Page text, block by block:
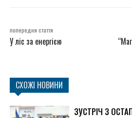
попередня стаття
У ліс за енергією
СХОЖІ НОВИНИ
ЗУСТРІЧ З